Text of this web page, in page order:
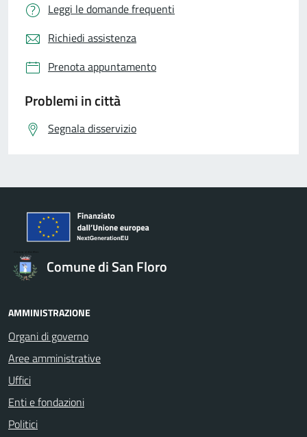
Leggi le domande frequenti
Richiedi assistenza
Prenota appuntamento
Problemi in città
Segnala disservizio
Comune di San Floro
AMMINISTRAZIONE
Organi di governo
Aree amministrative
Uffici
Enti e fondazioni
Politici